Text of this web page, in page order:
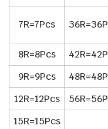
7R=7Pcs
8R=8Pcs
9R=9Pcs
12R=12Pcs
15R=15Pcs